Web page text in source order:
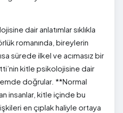
dair anlatımlar sıklıkla
romanında, bireylerin
sürede ilkel ve acımasız bir
kitle psikolojisine dair
doğrular. **Normal
insanlar, kitle içinde bu
en çıplak haliyle ortaya